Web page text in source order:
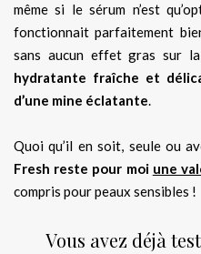
même si le sérum n’est
fonctionnait parfaitement
sans aucun effet gras sur
hydratante fraîche et
d’une mine éclatante.
Quoi qu’il en soit, seule ou
Fresh reste pour moi une
compris pour peaux sensibles !
Vous avez déjà